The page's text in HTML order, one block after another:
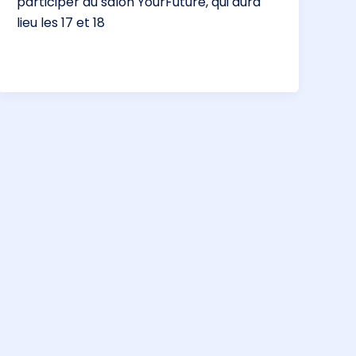
lieu les 17 et 18